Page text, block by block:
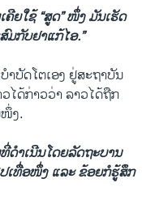
ຄີຍ​ໃຊ້​ “ສູ​ດ” ໜຶ່ງ ມັນ​ເຮັດ​
ມ​ກັບ​ຢາ​ແກ້​ໄອ.”
ບັດ​ໂຕ​ເອງ​ ຢູ່​ສະ​ຖາ​ບັນ
ໄດ້​ກ່າວ​ວ່າ ລາວ​ໄດ້​ຖືກ​
ງ.
ດຳ​ເນີນ​ໂດຍ​ລັດຖະບານ
ເທື່ອ​ໜຶ່ງ ​ແລະ ຂ້ອຍກໍ​ຮູ້ສຶກ